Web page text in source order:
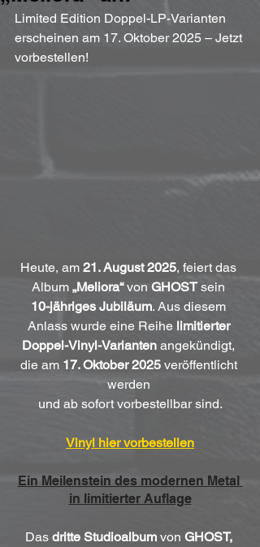
Limited Edition Doppel-LP-Varianten
erscheinen am 17. Oktober 2025 – Jetzt
vorbestellen!
Heute, am 21. August 2025, feiert das
Album „Meliora“ von GHOST sein
10-jähriges Jubiläum. Aus diesem
Anlass wurde eine Reihe limitierter
Doppel-Vinyl-Varianten angekündigt,
die am 17. Oktober 2025 veröffentlicht
werden
und ab sofort vorbestellbar sind.
Vinyl hier vorbestellen
Ein Meilenstein des modernen Metal
in limitierter Auflage
Das dritte Studioalbum von GHOST,